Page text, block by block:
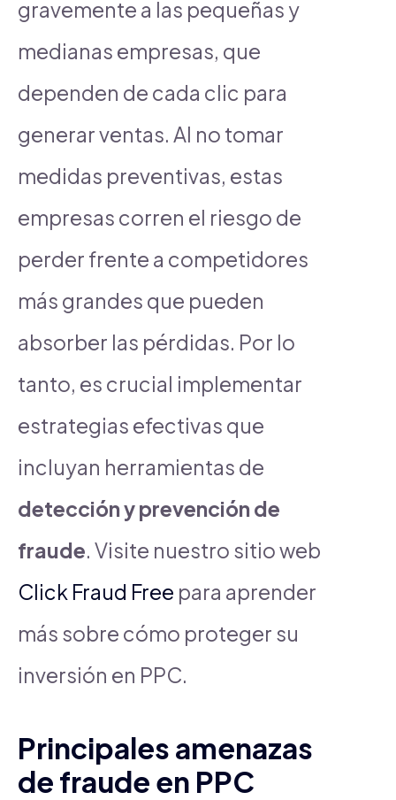
gravemente a las pequeñas y
medianas empresas, que
dependen de cada clic para
generar ventas. Al no tomar
medidas preventivas, estas
empresas corren el riesgo de
perder frente a competidores
más grandes que pueden
absorber las pérdidas. Por lo
tanto, es crucial implementar
estrategias efectivas que
incluyan herramientas de
detección y prevención de
fraude. Visite nuestro sitio web
Click Fraud Free para aprender
más sobre cómo proteger su
inversión en PPC.
Principales amenazas
de fraude en PPC